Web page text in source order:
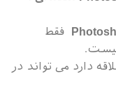
فقط
دارد می تواند در